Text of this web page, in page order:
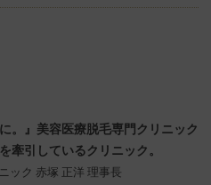
。』 美容医療脱毛専門クリニック
牽引しているクリニック。
ック 赤塚 正洋 理事長